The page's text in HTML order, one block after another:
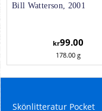
Bill Watterson, 2001
kr99.00
178.00 g
Skönlitteratur Pocket